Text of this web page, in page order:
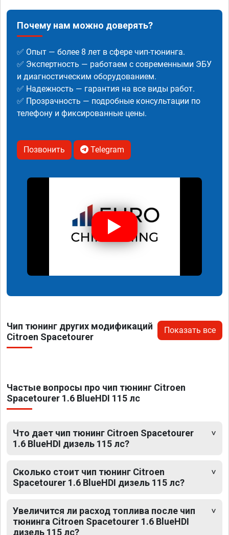
Почему нам можно доверять?
✅ Опыт — более 8 лет в сфере чип-тюнинга.
✅ Экспертность — работаем с современными ЭБУ
и диагностическим оборудованием.
✅ Надежность — гарантия на все виды работ.
✅ Прозрачность — подробные консультации по
телефону и фиксированные цены.
Позвонить Telegram
Чип тюнинг других модификаций
Citroen Spacetourer
Показать все
Частые вопросы про чип тюнинг Citroen
Spacetourer 1.6 BlueHDI 115 лс
Что дает чип тюнинг Citroen Spacetourer
1.6 BlueHDI дизель 115 лс?
Сколько стоит чип тюнинг Citroen
Spacetourer 1.6 BlueHDI дизель 115 лс?
Увеличится ли расход топлива после чип
тюнинга Citroen Spacetourer 1.6 BlueHDI
дизель 115 лс?